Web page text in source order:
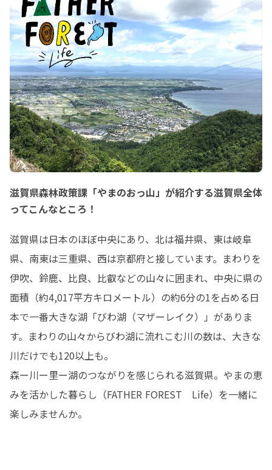
滋賀県森林政策課「やまのおっ山」が紹介する滋賀県全体
ってこんなところ！
滋賀県は日本のほぼ中央にあり、北は福井県、東は岐阜
県、南東は三重県、西は京都府と接しています。まわりを
伊吹、鈴鹿、比良、比叡などの山々に囲まれ、中央に県の
面積（約4,017平方キロメートル）の約6分の1を占める日
本で一番大きな湖「びわ湖（マザーレイク）」がありま
す。まわりの山々からびわ湖に流れこむ川の数は、大きな
川だけでも120以上も。
森ー川ー里ー湖のつながりを感じられる滋賀県。やまの恵
みを活かした暮らし（FATHER FOREST　Life）を一緒に
楽しみませんか。